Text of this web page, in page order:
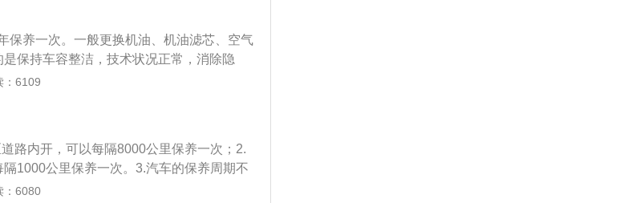
推出的一款中型SUV，长宽高分别是4694
，搭载1.5T、2.0T两款涡轮增压发动
保养一次。一般更换机油、机油滤芯、空气
保持车容整洁，技术状况正常，消除隐
下是关于红旗hs5保养的注意事项:1、换机
需要补添。3、检查底盘各部位及悬挂是
.4、检查所有灯光是不是齐全良好。5、检
压是不是正常。
：6109
路内开，可以每隔8000公里保养一次；2.
1000公里保养一次。3.汽车的保养周期不
机油。以下是关于昂科威汽车的部分介
：6080